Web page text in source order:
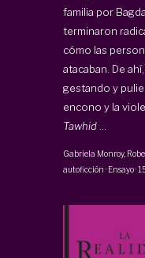
familia por
terminaron
cómo las
atacaban. De
gestando y
encono y la
Tawhid
Gabriela Monroy,
autoficción · Ensayo·